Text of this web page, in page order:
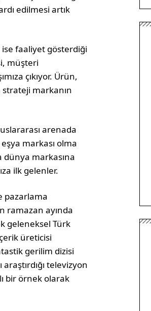
edilmesi artık
faaliyet gösterdiği
müşteri
çıkıyor. Ürün,
markanın
arenada
markası olma
dünya markasına
ilk gelenler.
pazarlama
ramazan ayında
geleneksel Türk
üreticisi
gerilim dizisi
televizyon
bir örnek olarak